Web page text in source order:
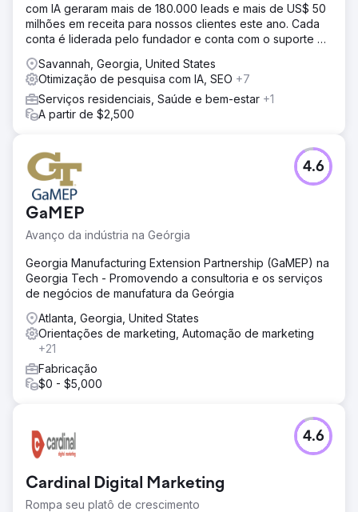
com IA geraram mais de 180.000 leads e mais de US$ 50
milhões em receita para nossos clientes este ano. Cada
conta é liderada pelo fundador e conta com o suporte de
Savannah, Georgia, United States
Otimização de pesquisa com IA, SEO +7
Serviços residenciais, Saúde e bem-estar +1
A partir de $2,500
GaMEP
Avanço da indústria na Geórgia
4.6
Georgia Manufacturing Extension Partnership (GaMEP) na
Georgia Tech - Promovendo a consultoria e os serviços
de negócios de manufatura da Geórgia
Atlanta, Georgia, United States
Orientações de marketing, Automação de marketing
+21
Fabricação
$0 - $5,000
Cardinal Digital Marketing
Rompa seu platô de crescimento
4.6